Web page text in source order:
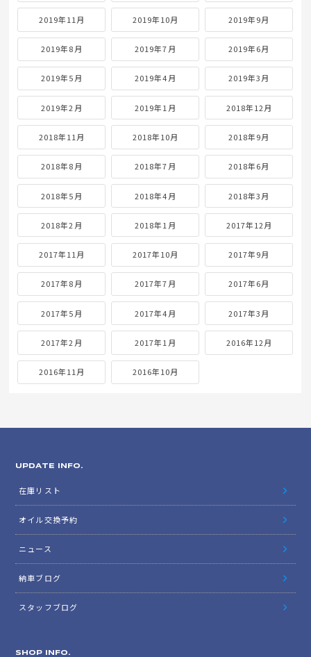
2019年11月 2019年10月 2019年9月
2019年8月 2019年7月 2019年6月
2019年5月 2019年4月 2019年3月
2019年2月 2019年1月 2018年12月
2018年11月 2018年10月 2018年9月
2018年8月 2018年7月 2018年6月
2018年5月 2018年4月 2018年3月
2018年2月 2018年1月 2017年12月
2017年11月 2017年10月 2017年9月
2017年8月 2017年7月 2017年6月
2017年5月 2017年4月 2017年3月
2017年2月 2017年1月 2016年12月
2016年11月 2016年10月
UPDATE INFO.
在庫リスト
オイル交換予約
ニュース
納車ブログ
スタッフブログ
SHOP INFO.